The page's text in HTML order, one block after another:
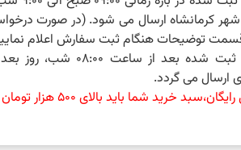
کرمانشاه ارسال می شود. (در صورت
توضیحات هنگام ثبت سفارش اعلام
سفارشات ثبت شده بعد از ساعت
ارسال می گردد.
خرید شما باید بالای 500 هزار تومان باشد.